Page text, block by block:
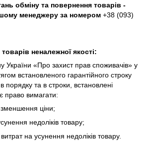
обміну та повернення товарів -
менеджеру за номером +38 (093)
неналежної якості:
України «Про захист прав споживачів» у
встановленого гарантійного строку
порядку та в строки, встановлені
право вимагати:
ціни;
недоліків товару;
на усунення недоліків товару.